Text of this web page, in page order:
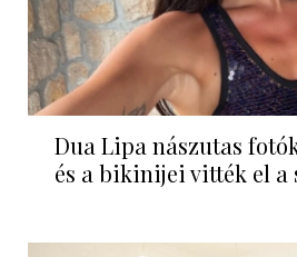
Dua Lipa nászutas
és a bikinijei vitték el a